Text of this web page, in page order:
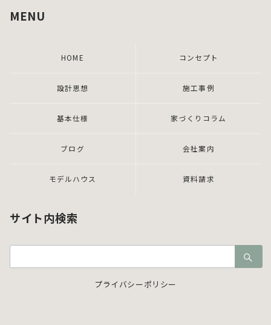
MENU
HOME コンセプト
設計思想 施工事例
基本仕様 家づくりコラム
ブログ 会社案内
モデルハウス 資料請求
サイト内検索
索：
プライバシーポリシー